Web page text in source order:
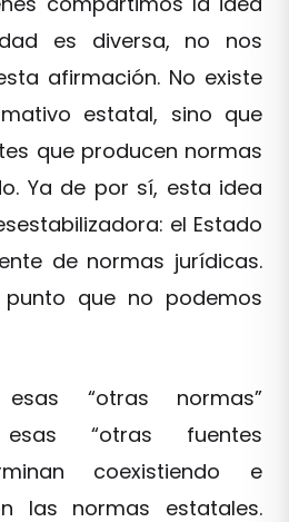
es diversa, no nos
afirmación. No existe
estatal, sino que
que producen normas
Ya de por sí, esta idea
el Estado
de normas jurídicas.
que no podemos
“otras normas”
“otras fuentes
coexistiendo e
las normas estatales.